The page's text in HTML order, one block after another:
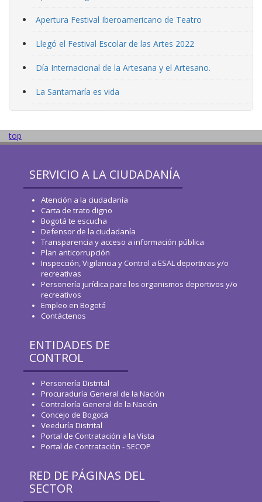
Apertura Festival Iberoamericano de Teatro
Llegó el Festival Escolar de las Artes 2022
Día Internacional de la Artesana y el Artesano.
La Santamaría es vida
top
SERVICIO A LA CIUDADANÍA
Atención a la ciudadanía
Carta de trato digno
Bogotá te escucha
Defensor de la ciudadanía
Transparencia y acceso a información pública
Plan anticorrupción
Inspección, Vigilancia y Control a ESAL deportivas y/o
recreativas
Personería jurídica para los organismos deportivos y/o
recreativos
Empleo en Bogotá
Contáctenos
ENTIDADES DE
CONTROL
Personería Distrital
Procuraduría General de la Nación
Contraloría General de la Nación
Concejo de Bogotá
Veeduría Distrital
Portal de Contratación a la Vista
Portal de Contratación - SECOP
RED DE PÁGINAS DEL
SECTOR